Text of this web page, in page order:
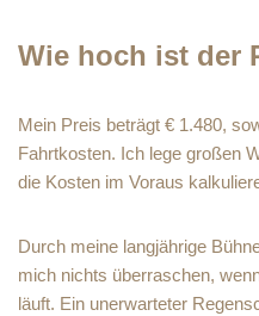
Wie hoch ist der
Mein Preis beträgt € 1.480,
Fahrtkosten. Ich lege großen
die Kosten im Voraus
Durch meine langjährige
mich nichts überraschen,
läuft. Ein unerwarteter